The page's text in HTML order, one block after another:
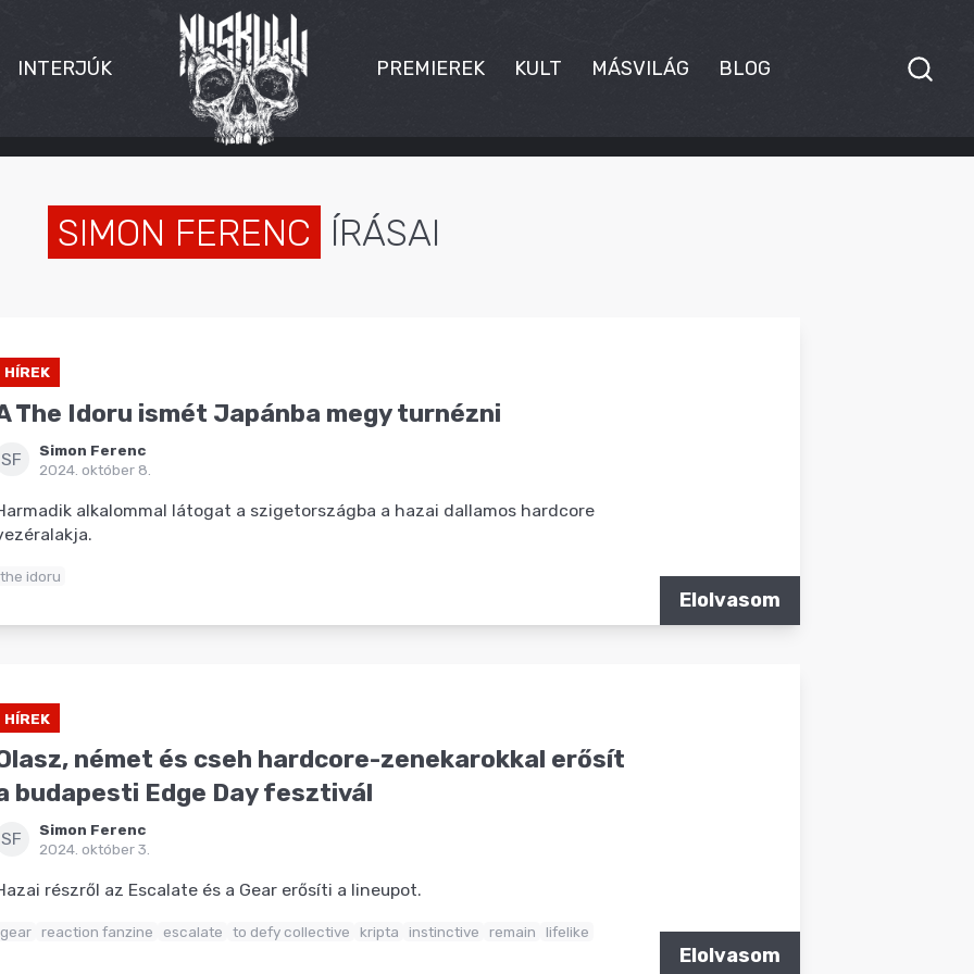
INTERJÚK PREMIEREK KULT MÁSVILÁG BLOG
SIMON FERENC ÍRÁSAI
HÍREK
The Idoru ismét Japánba megy turnézni
SF
Simon Ferenc
2024. október 8.
alkalommal látogat a szigetországba a hazai dallamos hardcore
the idoru
Elolvasom
HÍREK
német és cseh hardcore-zenekarokkal erősít
budapesti Edge Day fesztivál
SF
Simon Ferenc
2024. október 3.
részről az Escalate és a Gear erősíti a lineupot.
gear reaction fanzine escalate to defy collective kripta instinctive remain lifelike
Elolvasom